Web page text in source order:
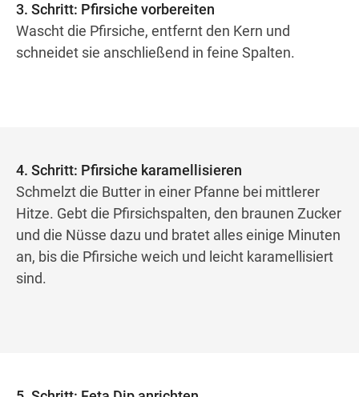
3. Schritt: Pfirsiche vorbereiten
Wascht die Pfirsiche, entfernt den Kern und
schneidet sie anschließend in feine Spalten.
4. Schritt: Pfirsiche karamellisieren
Schmelzt die Butter in einer Pfanne bei mittlerer
Hitze. Gebt die Pfirsichspalten, den braunen Zucker
und die Nüsse dazu und bratet alles einige Minuten
an, bis die Pfirsiche weich und leicht karamellisiert
sind.